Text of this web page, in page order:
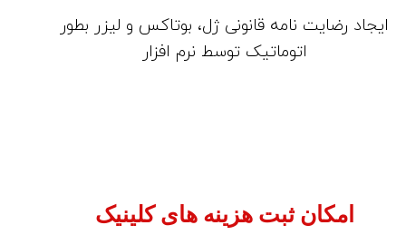
ایجاد رضایت نامه قانونی ژل، بوتاکس و لیزر بطور
اتوماتیک توسط نرم افزار
امکان ثبت هزینه های کلینیک